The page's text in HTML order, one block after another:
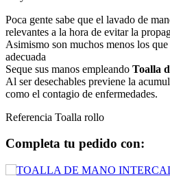
Poca gente sabe que el lavado de
relevantes a la hora de evitar la
Asimismo son muchos menos los
adecuada
Seque sus manos empleando Toalla
Al ser desechables previene la
como el contagio de enfermedades.
Referencia Toalla rollo
Completa tu pedido con: